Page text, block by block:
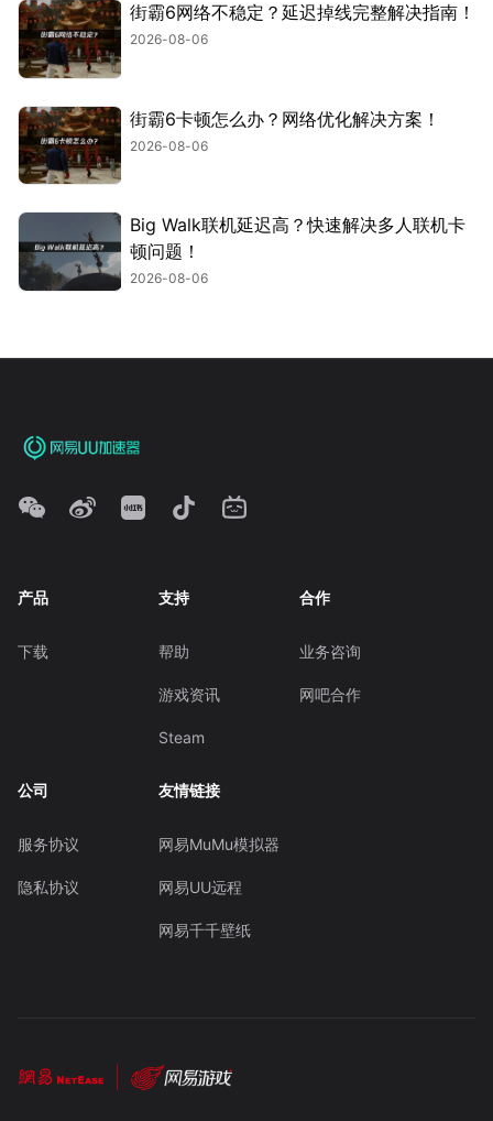
街霸6网络不稳定？延迟掉线完整解决指南！
2026-08-06
街霸6卡顿怎么办？网络优化解决方案！
2026-08-06
Big Walk联机延迟高？快速解决多人联机卡
顿问题！
2026-08-06
产品
下载
支持
帮助
游戏资讯
Steam
合作
业务咨询
网吧合作
公司
服务协议
隐私协议
友情链接
网易MuMu模拟器
网易UU远程
网易千千壁纸